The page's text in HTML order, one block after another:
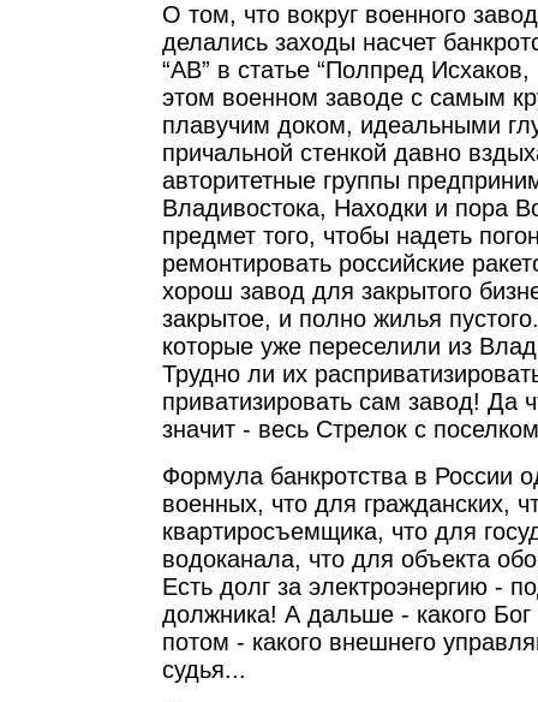
О том, что вокруг военного
делались заходы насчет
“АВ” в статье “Полпред
этом военном заводе с самым
плавучим доком, идеальными
причальной стенкой давно
авторитетные группы
Владивостока, Находки и пора
предмет того, чтобы надеть
ремонтировать российские
хорош завод для закрытого
закрытое, и полно жилья
которые уже переселили из
Трудно ли их
приватизировать сам завод! Да
значит - весь Стрелок с
Формула банкротства в России
военных, что для гражданских,
квартиросъемщика, что для
водоканала, что для объекта
Есть долг за электроэнергию -
должника! А дальше - какого
потом - какого внешнего
судья...